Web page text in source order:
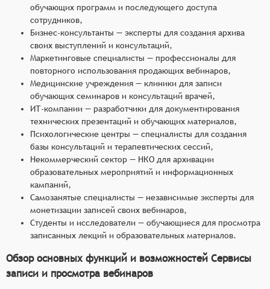
обучающих программ и последующего доступа
сотрудников,
Бизнес-консультанты — эксперты для создания архива
своих выступлений и консультаций,
Маркетинговые специалисты — профессионалы для
повторного использования продающих вебинаров,
Медицинские учреждения — клиники для записи
обучающих семинаров и консультаций врачей,
ИТ-компании — разработчики для документирования
технических презентаций и обучающих материалов,
Психологические центры — специалисты для создания
базы консультаций и терапевтических сессий,
Некоммерческий сектор — НКО для архивации
образовательных мероприятий и информационных
кампаний,
Самозанятые специалисты — независимые эксперты для
монетизации записей своих вебинаров,
Студенты и исследователи — обучающиеся для просмотра
записанных лекций и образовательных материалов.
Обзор основных функций и возможностей Сервисы
записи и просмотра вебинаров